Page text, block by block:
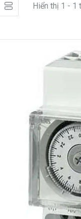
Hiển thị 1 - 1